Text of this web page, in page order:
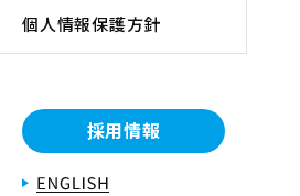
個人情報保護方針
採用情報